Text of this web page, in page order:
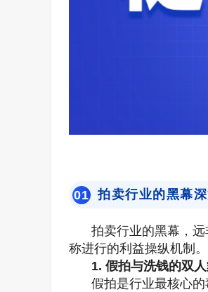
01 拍卖行业的黑幕
拍卖行业的黑幕，
称进行的利益操纵机制。
1. 假拍与洗钱的双
假拍是行业最核心